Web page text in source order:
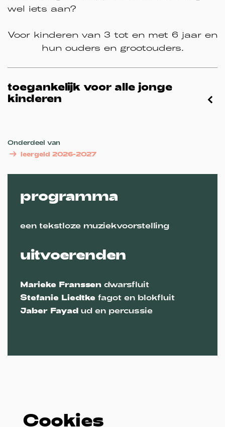
wel iets aan?
Voor kinderen van 3 tot en met 6 jaar en
hun ouders en grootouders.
toegankelijk voor alle jonge
kinderen
Onderdeel van
leergeld 2026-2027
programma
een tekstloze muziekvoorstelling
uitvoerenden
Marieke Franssen dwarsfluit
Stefanie Liedtke fagot en blokfluit
Jaber Fayad ud en percussie
Cookies